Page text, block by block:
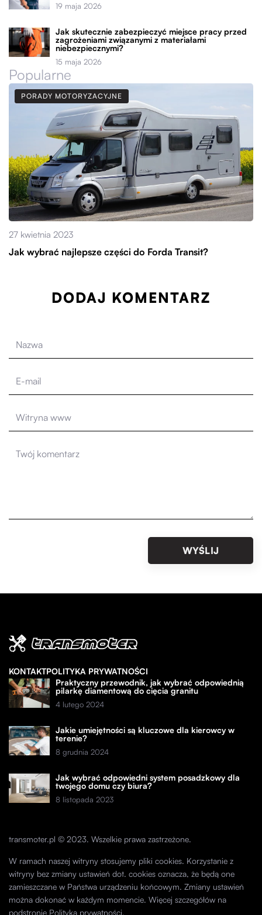
19 maja 2026
Jak skutecznie zabezpieczyć miejsce pracy przed
zagrożeniami związanymi z materiałami
niebezpiecznymi?
15 maja 2026
Popularne
PORADY MOTORYZACYJNE
27 kwietnia 2023
Jak wybrać najlepsze części do Forda Transit?
DODAJ KOMENTARZ
KONTAKTPOLITYKA PRYWATNOŚCI
Praktyczny przewodnik, jak wybrać odpowiednią
pilarkę diamentową do cięcia granitu
4 lutego 2024
Jakie umiejętności są kluczowe dla kierowcy w
terenie?
8 grudnia 2024
Jak wybrać odpowiedni system posadzkowy dla
twojego domu czy biura?
8 listopada 2023
transmoter.pl © 2023. Wszelkie prawa zastrzeżone.
W ramach naszej witryny stosujemy pliki cookies. Korzystanie z
witryny bez zmiany ustawień dot. cookies oznacza, że będą one
zamieszczane w Państwa urządzeniu końcowym. Zmiany ustawień
można dokonać w każdym momencie. Więcej szczegółów na
podstronie Polityka prywatności.